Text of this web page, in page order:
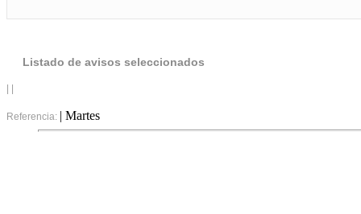
Listado de avisos seleccionados
Referencia: | Martes